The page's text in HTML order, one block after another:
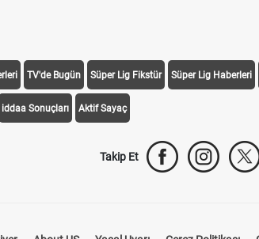
TV'de Bugün Süper Lig Fikstür Süper Lig Haberleri
iddaa Sonuçları Aktif Sayaç
Takip Et